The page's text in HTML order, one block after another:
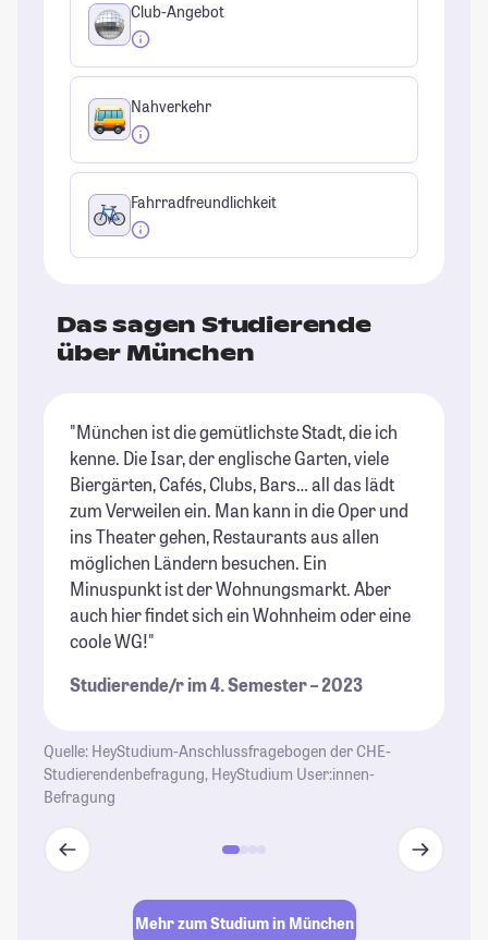
Club-Angebot
Nahverkehr
Fahrradfreundlichkeit
Das sagen Studierende
über München
"München ist die gemütlichste Stadt, die ich
kenne. Die Isar, der englische Garten, viele
Biergärten, Cafés, Clubs, Bars… all das lädt
zum Verweilen ein. Man kann in die Oper und
ins Theater gehen, Restaurants aus allen
möglichen Ländern besuchen. Ein
Minuspunkt ist der Wohnungsmarkt. Aber
auch hier findet sich ein Wohnheim oder eine
coole WG!"
Studierende/r im 4. Semester – 2023
Quelle: HeyStudium-Anschlussfragebogen der CHE-
Studierendenbefragung, HeyStudium User:innen-
Befragung
Mehr zum Studium in München